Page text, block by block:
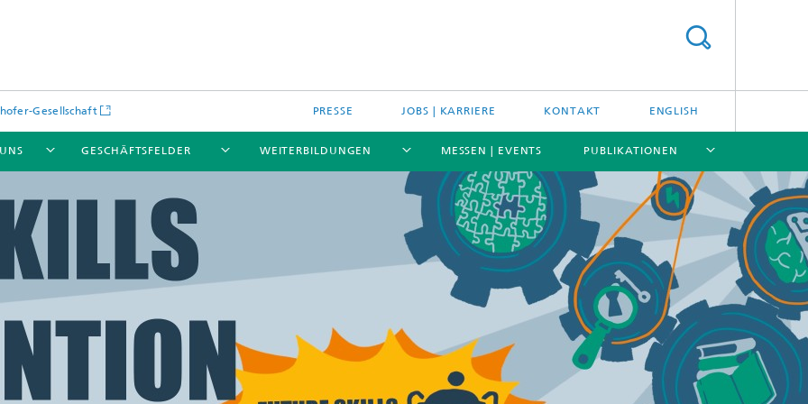
Gesellschaft PRESSE JOBS | KARRIERE KONTAKT ENGLISH
[X]
GESCHÄFTSFELDER
[X]
optische Systeme
Fraunhofer Blockchain-Labor
WEITERBILDUNGEN
[X]
MESSEN | EVENTS PUBLIKATIONEN
[X]